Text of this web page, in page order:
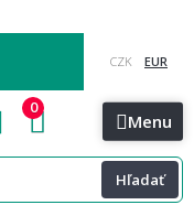
Menu
Hľadať
0